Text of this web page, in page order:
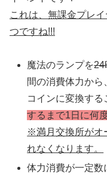
これは、無課金プレ
つですね!!!
魔法のランプを24
間の消費体力から
コインに変換する
するまで1日に何
※満月交換所がオ
れなくなります。
体力消費が一定数